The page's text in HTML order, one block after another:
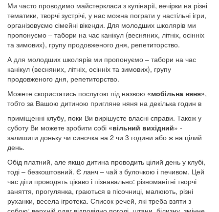
Ми часто проводимо майстеркласи з кулінарії, вечірки на різні
тематики, творчі зустрічі, у нас можна пограти у настільні ігри,
організовуємо сімейні вікенди. Для молодших школярів ми
пропонуємо – табори на час канікул (весняних, літніх, осінніх
та зимових), групу продовженого дня, репетиторство.
А для молодших школярів ми пропонуємо – табори на час
канікул (весняних, літніх, осінніх та зимових), групу
продовженого дня, репетиторство.
Можете скористатись послугою під назвою «мобільна няня»,
тобто за Вашою дитиною пригляне няня на декілька годин в
приміщенні клубу, поки Ви вирішуєте власні справи. Також у
суботу Ви можете зробити собі «вільний вихідний» -
залишити доньку чи синочка на 2 чи 3 години або ж на цілий
день.
Обід платний, але якщо дитина проводить цілий день у клубі,
тоді – безкоштовний. Є ланч – чай з булочкою і печивом. Цей
час діти проводять цікаво і пізнавально: різноманітні творчі
заняття, прогулянка, граються в пісочниці, малюють, різні
руханки, весела ігротека. Список речей, які треба взяти з